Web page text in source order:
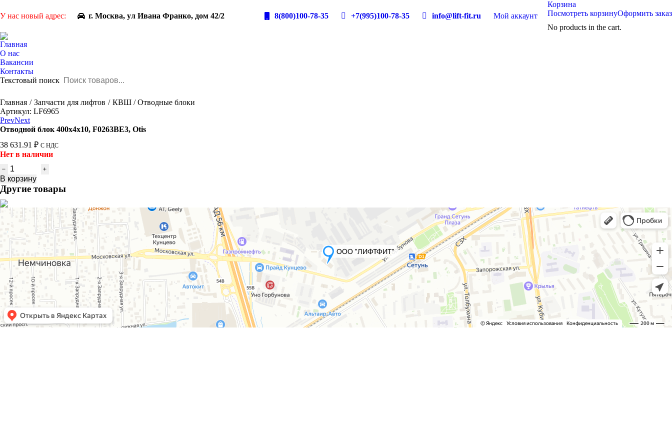
У нас новый адрес: г. Москва, ул Ивана Франко, дом 42/2 8(800)100-78-35 +7(995)100-78-35 info@lift-fit.ru Мой аккаунт
Корзина
Посмотреть корзинуОформить заказ
No products in the cart.
Главная
О нас
Вакансии
Контакты
Текстовый поиск
You are here:
Главная Запчасти для лифтов
КВШ / Отводные блоки
Артикул: LF6965
PrevNext
Отводной блок 400х4х10, F0263BE3, Otis
38 631.91 ₽ С НДС
Нет в наличии
Количество
товара
Отводной
блок
400х4х10,
F0263BE3,
В корзину
Другие товары